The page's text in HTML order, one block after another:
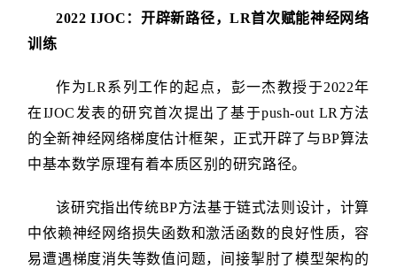
2022 IJOC：开辟新路径，LR首次赋能神经网络
训练
作为LR系列工作的起点，彭一杰教授于2022年
在IJOC发表的研究首次提出了基于push-out LR方法
的全新神经网络梯度估计框架，正式开辟了与BP算法
中基本数学原理有着本质区别的研究路径。
该研究指出传统BP方法基于链式法则设计，计算
中依赖神经网络损失函数和激活函数的良好性质，容
易遭遇梯度消失等数值问题，间接掣肘了模型架构的